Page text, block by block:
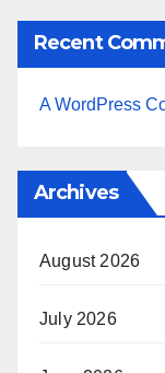
Recent
A WordPress
Archives
August 2026
July 2026